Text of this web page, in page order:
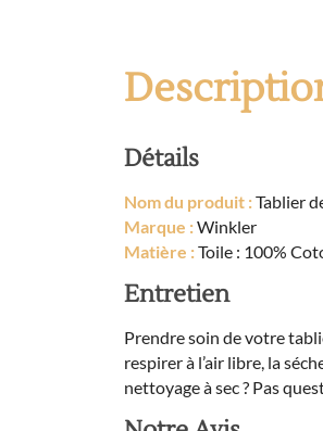
Détails
Nom du produit :Tablier
Marque :Winkler
Matière :Toile : 100%
Entretien
Prendre soin de votre
respirer à l’air libre, la
nettoyage à sec ? Pas